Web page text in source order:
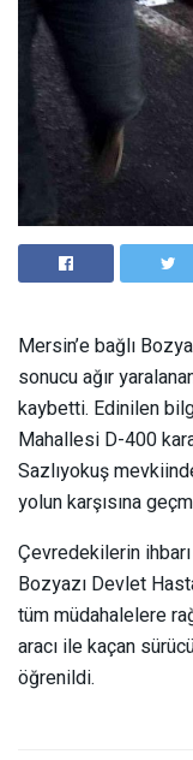
Mersin’e bağlı
sonucu ağır
kaybetti. Edinilen
Mahallesi D-400
Sazlıyokuş
yolun karşısına
Çevredekilerin
Bozyazı Devlet
tüm müdahalelere
aracı ile kaçan
öğrenildi.